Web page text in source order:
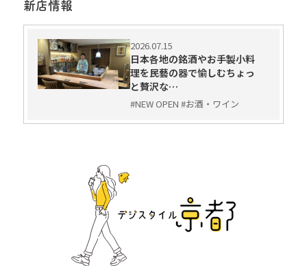
新店情報
2026.07.15
日本各地の銘酒やお手製小料
理を民藝の器で愉しむちょっ
と贅沢な…
#NEW OPEN #お酒・ワイン